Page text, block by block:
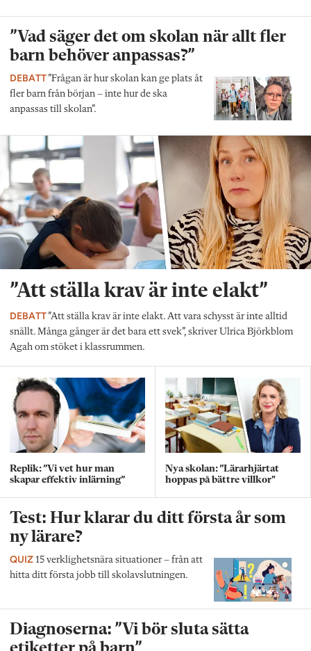
”Vad säger det om skolan när allt fler
barn behöver anpassas?”
DEBATT”Frågan är hur skolan kan ge plats åt
fler barn från början – inte hur de ska
anpassas till skolan”.
”Att ställa krav är inte elakt”
DEBATT”Att ställa krav är inte elakt. Att vara schysst är inte alltid
snällt. Många gånger är det bara ett svek”, skriver Ulrica Björkblom
Agah om stöket i klassrummen.
Replik: ”Vi vet hur man
skapar effektiv inlärning”
Nya skolan: ”Lärarhjärtat
hoppas på bättre villkor"
Test: Hur klarar du ditt första år som
ny lärare?
QUIZ 15 verklighetsnära situationer – från att
hitta ditt första jobb till skolavslutningen.
Diagnoserna: ”Vi bör sluta sätta